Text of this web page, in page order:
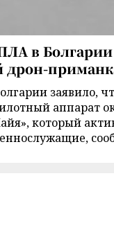
в Болгарии
дрон-
заявило,
аппарат
который